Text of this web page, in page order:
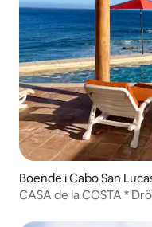
Boende i Cabo San
CASA de la COSTA *